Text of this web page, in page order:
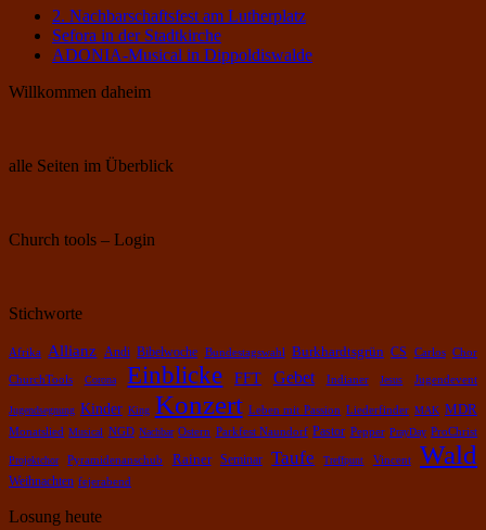
2. Nachbarschaftsfest am Lutherplatz
Sefora in der Stadtkirche
ADONIA-Musical in Dippoldiswalde
Willkommen daheim
alle Seiten im Überblick
Church tools – Login
Stichworte
Afrika Allianz Andi Bibelwoche Bundestagswahl Burkhardtsgrün CS Carlos Chor
ChurchTools Corona Einblicke FFT Gebet Indianer Jesus Jugendevent
Jugendsegnung Kinder King Konzert Leben mit Passion Liederfinder MAK MDR
Monatslied Musical NGD Nachbar Ostern Parkfest Naundorf Pastor Pepper PrayDay ProChrist
Projektchor Pyramidenanschub Rainer Seminar Taufe Treffpunt Vincent Wald
Weihnachten fejerabend
Losung heute